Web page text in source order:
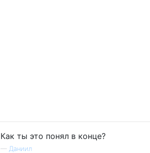
Как ты это понял в конце?
— Даниил